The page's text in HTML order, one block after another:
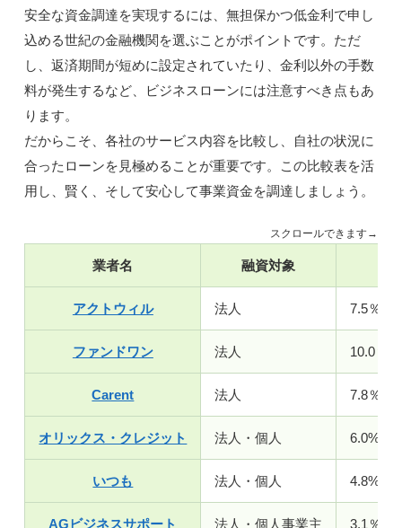
安全な資金調達を実現するには、無担保かつ低金利で申し
込める世紀の金融機関を選ぶことがポイントです。ただ
し、返済期間が短めに設定されていたり、金利以外の手数
料が発生するなど、ビジネスローンには注意すべき点もあ
ります。
だからこそ、各社のサービス内容を比較し、自社の状況に
合ったローンを見極めることが重要です。この比較表を活
用し、賢く、そして安心して事業資金を調達しましょう。
スクロールできます→
業者名 融資対象
アクトウィル 法人 7.5％～
ファンドワン 法人 10.0％
Carent 法人 7.8％～
オリックス・クレジット 法人・個人 6.0%〜
いつも 法人・個人 4.8%～
AGビジネスサポート 法人・個人事業主 3.1％～